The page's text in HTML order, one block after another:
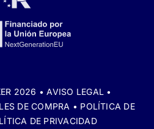
2026 •AVISO LEGAL •
DE COMPRA • POLÍTICA DE
DE PRIVACIDAD